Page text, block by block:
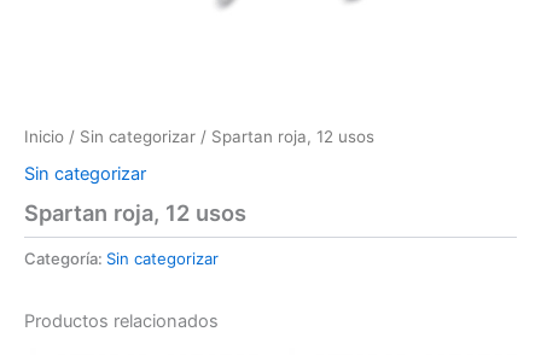
Inicio / Sin categorizar / Spartan roja, 12 usos
Sin categorizar
Spartan roja, 12 usos
Categoría: Sin categorizar
Productos relacionados